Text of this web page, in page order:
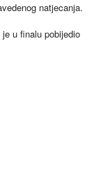
natjecanja.
u finalu pobijedio